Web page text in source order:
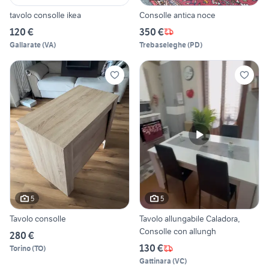
tavolo consolle ikea
120 €
Gallarate(VA)
Consolle antica noce
350 €
Trebaseleghe(PD)
5
Tavolo consolle
280 €
Torino(TO)
5
Tavolo allungabile Caladora,
Consolle con allungh
130 €
Gattinara (VC)